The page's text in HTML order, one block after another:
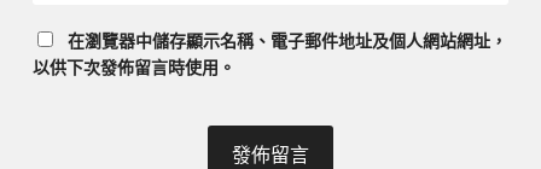
在瀏覽器中儲存顯示名稱、電子郵件地址及個人網站網址，
以供下次發佈留言時使用。